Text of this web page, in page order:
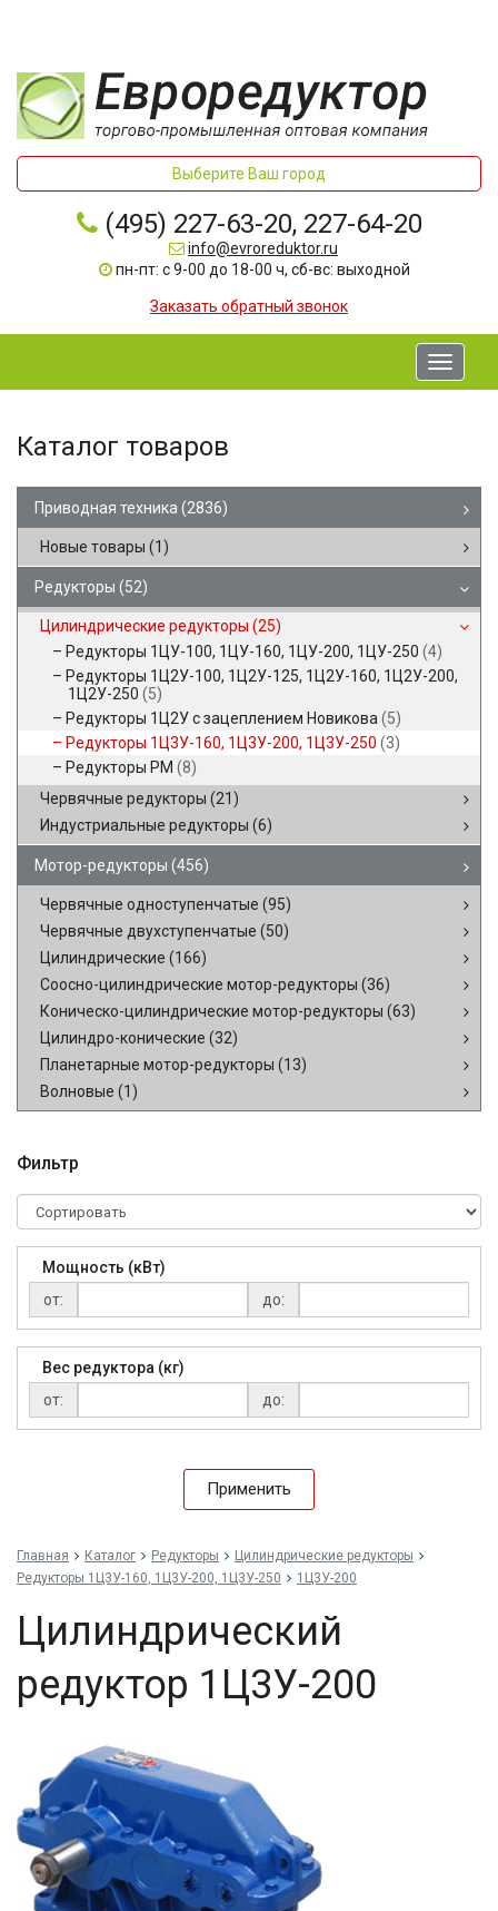
Выберите Ваш город
(495) 227-63-20, 227-64-20
info@evroreduktor.ru
пн-пт: с 9-00 до 18-00 ч, сб-вс: выходной
Заказать обратный звонок
Toggle
Каталог товаров
Приводная техника (2836)
Новые товары (1)
Редукторы (52)
Цилиндрические редукторы (25)
Редукторы 1ЦУ-100, 1ЦУ-160, 1ЦУ-200, 1ЦУ-250 (4)
Редукторы 1Ц2У-100, 1Ц2У-125, 1Ц2У-160, 1Ц2У-200,
1Ц2У-250 (5)
Редукторы 1Ц2У с зацеплением Новикова (5)
Редукторы 1Ц3У-160, 1Ц3У-200, 1Ц3У-250 (3)
Редукторы РМ (8)
Червячные редукторы (21)
Индустриальные редукторы (6)
Мотор-редукторы (456)
Червячные одноступенчатые (95)
Червячные двухступенчатые (50)
Цилиндрические (166)
Соосно-цилиндрические мотор-редукторы (36)
Коническо-цилиндрические мотор-редукторы (63)
Цилиндро-конические (32)
Планетарные мотор-редукторы (13)
Волновые (1)
Фильтр
Мощность (кВт)
от:
до:
Вес редуктора (кг)
от:
до:
Применить
Главная Каталог Редукторы
Цилиндрические редукторы
Редукторы 1Ц3У-160, 1Ц3У-200, 1Ц3У-250
1Ц3У-200
Цилиндрический
редуктор 1Ц3У-200